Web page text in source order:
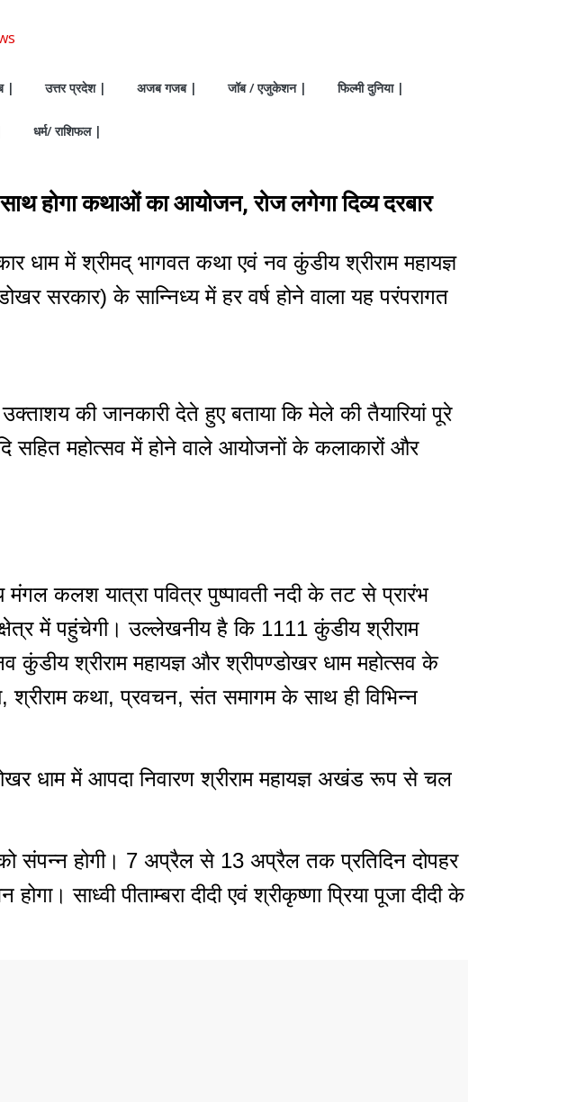
| उत्तर प्रदेश | अजब गजब | जॉब / एजुकेशन | फिल्मी दुनिया |
धर्म/ राशिफल |
होगा कथाओं का आयोजन, रोज लगेगा दिव्य दरबार
धाम में श्रीमद् भागवत कथा एवं नव कुंडीय श्रीराम महायज्ञ
सरकार) के सान्निध्य में हर वर्ष होने वाला यह परंपरागत
की जानकारी देते हुए बताया कि मेले की तैयारियां पूरे
महोत्सव में होने वाले आयोजनाें के कलाकारों और
कलश यात्रा पवित्र पुष्पावती नदी के तट से प्रारंभ
में पहुंचेगी। उल्लेखनीय है कि 1111 कुंडीय श्रीराम
कुंडीय श्रीराम महायज्ञ और श्रीपण्डोखर धाम महोत्सव के
कथा, प्रवचन, संत समागम के साथ ही विभिन्न
धाम में आपदा निवारण श्रीराम महायज्ञ अखंड रूप से चल
को संपन्न होगी। 7 अप्रैल से 13 अप्रैल तक प्रतिदिन दोपहर
साध्वी पीताम्बरा दीदी एवं श्रीकृष्णा प्रिया पूजा दीदी के